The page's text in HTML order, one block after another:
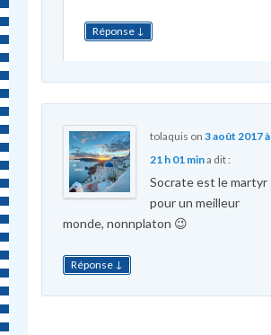
Réponse ↓
tolaquis on 3 août 2017 à
21 h 01 mina dit :
Socrate est le martyr
pour un meilleur
monde, nonnplaton 😉
Réponse ↓